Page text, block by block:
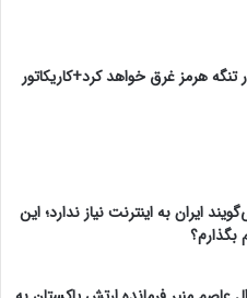
تنگه هرمز غرق خواهد کرد+کاریکاتور
ایران به اینترنت نیاز ندارد؛ این